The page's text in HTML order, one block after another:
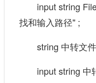
input string
找和输入路径" ;
string 中转文
input string 中